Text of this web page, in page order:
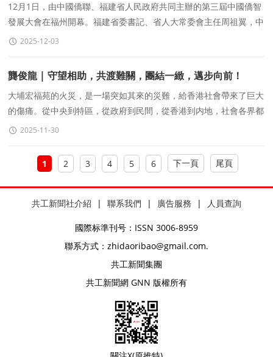
12月1日，由中國僑聯、福建省人民政府共同主辦的第三屆中國僑智
發展大會在福州開幕。福建省委書記、省人大常委會主任周祖翼，中
國僑聯黨組書記、主席王靈桂出席開幕式并緻辭。
2025-12-03
龔俊龍 | 守望相助，共渡難關，團結一緻，邁步向前！
大埔宏福苑的火災，是一場突如其來的災難，給香港社會帶來了巨大
的傷痛。從中央到特區，從政府到民間，從香港到内地，社會各界都
時刻關注，一方有難，八方支援。
2025-11-30
1 2 3 4 5 6 下一頁 尾頁
共工新聞社介紹 | 聯系我們 | 廣告服務 | 人員查詢
國際标準刊号：ISSN 3006-8959
聯系方式：zhidaoribao@gmail.com.
共工新聞集團
共工新聞網 GNN 版權所有